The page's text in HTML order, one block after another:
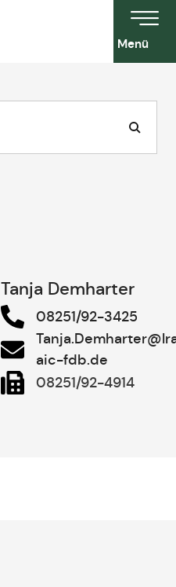
Menü
Tanja Demharter
08251/92-3425
aic-fdb.de
08251/92-4914